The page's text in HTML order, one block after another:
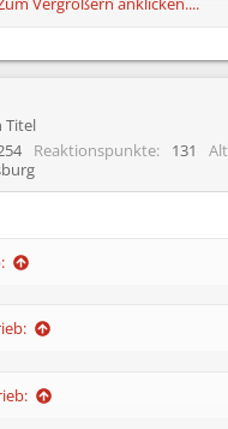
Vergrößern anklicken....
RIP und des werd ich auch
RIP-tauglich ist:smt043
Titel
Reaktionspunkte 131